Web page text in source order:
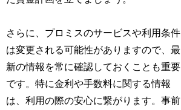
さらに、プロミスのサービスや利用条件
は変更される可能性がありますので、最
新の情報を常に確認しておくことも重要
です。特に金利や手数料に関する情報
は、利用の際の安心に繋がります。事前